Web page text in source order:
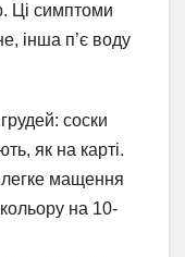
Ці симптоми
інша п’є воду
соски
як на карті.
легке мащення
на 10-